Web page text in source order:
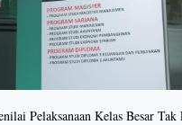
Pelaksanaan Kelas Besar